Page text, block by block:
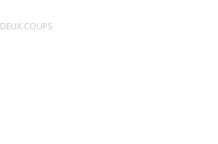
COUPS